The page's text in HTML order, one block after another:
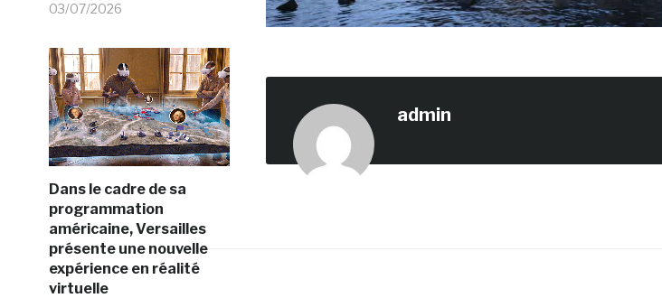
03/07/2026
Dans le cadre de sa
programmation
américaine, Versailles
présente une nouvelle
expérience en réalité
virtuelle
admin